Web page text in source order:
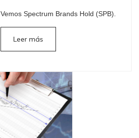
Vemos Spectrum Brands Hold (SPB).
Leer más